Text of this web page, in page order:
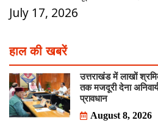
July 17, 2026
हाल की खबरें
उत्तराखंड में लाखों
तक मजदूरी देना
प्रावधान
August 8, 2026